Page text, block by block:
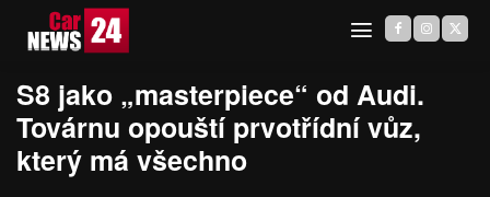
S8 jako „masterpiece“ od Audi.
Továrnu opouští prvotřídní vůz,
který má všechno